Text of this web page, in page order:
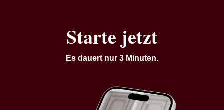
Starte jetzt
Es dauert nur 3 Minuten.